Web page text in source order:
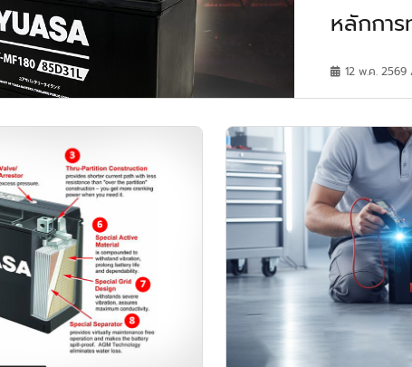
หลักการ
12 พ.ค.